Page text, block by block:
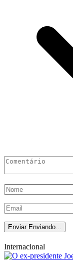
Enviar Enviando...
Internacional